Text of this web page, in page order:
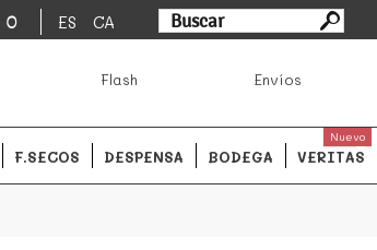
0 ES CA
Flash Envíos
F.SECOS DESPENSA BODEGA VERITAS
Nuevo